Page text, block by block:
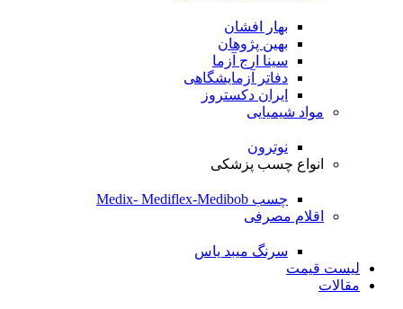
بهار افشان
بهین پژوهان
سینا ارج آزما
دفاتر آزمایشگاهی
ایران دکستروز
مواد شیمیایی
نوترون
انواع چسب پزشکی
چسب Medix- Mediflex-Medibob
اقلام مصرفی
سرنگ میبد یاس
لیست قیمت
مقالات